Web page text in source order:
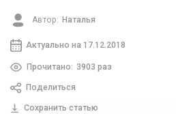
Автор: Наталья
Актуально на 17.12.2018
Прочитано: 3903 раз
Поделиться
Сохранить статью